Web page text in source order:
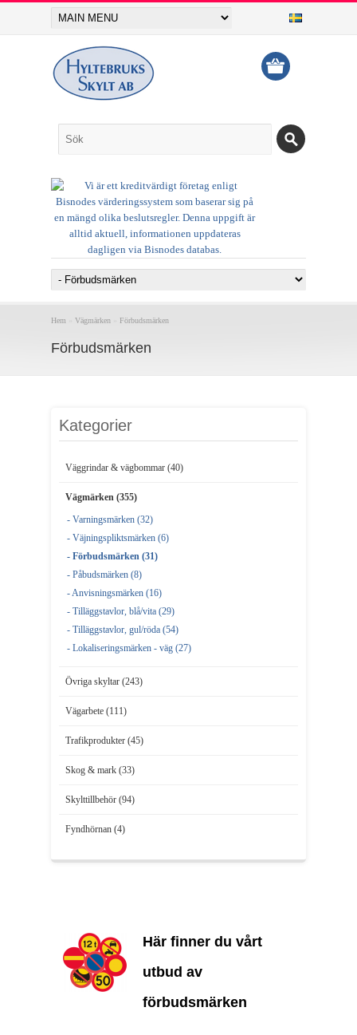
Hem Vägmärken Förbudsmärken
Förbudsmärken
Kategorier
Väggrindar & vägbommar (40)
Vägmärken (355)
- Varningsmärken (32)
- Väjningspliktsmärken (6)
- Förbudsmärken (31)
- Påbudsmärken (8)
- Anvisningsmärken (16)
- Tilläggstavlor, blå/vita (29)
- Tilläggstavlor, gul/röda (54)
- Lokaliseringsmärken - väg (27)
Övriga skyltar (243)
Vägarbete (111)
Trafikprodukter (45)
Skog & mark (33)
Skylttillbehör (94)
Fyndhörnan (4)
Här finner du vårt
utbud av
förbudsmärken